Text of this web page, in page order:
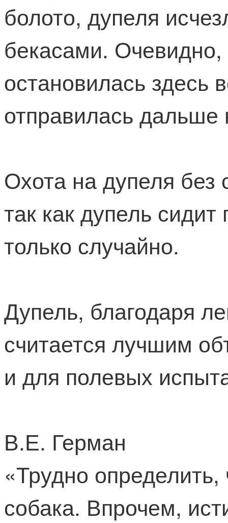
болото, дупеля
бекасами.
остановилась здесь
отправилась дальше
Охота на дупеля без
так как дупель
только случайно.
Дупель, благодаря
считается лучшим
и для полевых
В.Е. Герман
«Трудно
собака. Впрочем,